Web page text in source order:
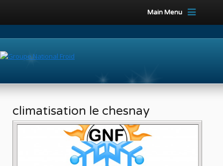
Main Menu
climatisation le chesnay